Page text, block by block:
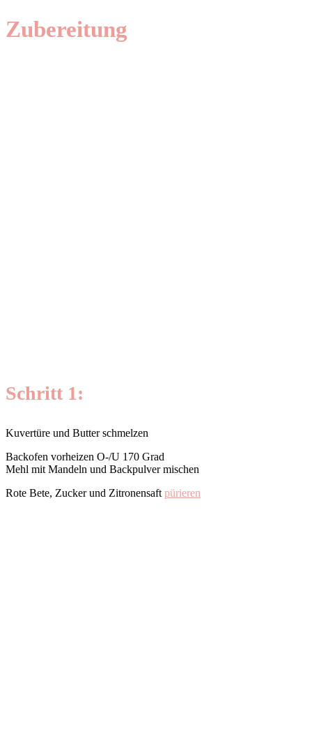
Zubereitung
Schritt 1:
Kuvertüre und Butter schmelzen
Backofen vorheizen O-/U 170 Grad
Mehl mit Mandeln und Backpulver mischen
Rote Bete, Zucker und Zitronensaft pürieren